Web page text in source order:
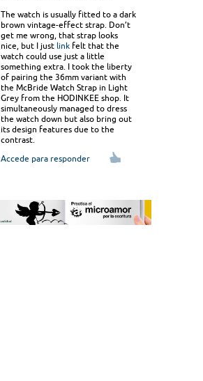
The watch is usually fitted to a dark
brown vintage-effect strap. Don’t
get me wrong, that strap looks
nice, but I just link felt that the
watch could use just a little
something extra. I took the liberty
of pairing the 36mm variant with
the McBride Watch Strap in Light
Grey from the HODINKEE shop. It
simultaneously managed to dress
the watch down but also bring out
its design features due to the
contrast.
Accede para responder